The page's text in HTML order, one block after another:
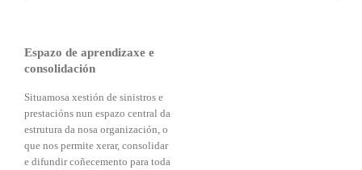
Espazo de aprendizaxe e
consolidación
Situamosa xestión de sinistros e
prestacións nun espazo central da
estrutura da nosa organización o
que nos permite xerar, consolidar
e difundir coñecemento para toda